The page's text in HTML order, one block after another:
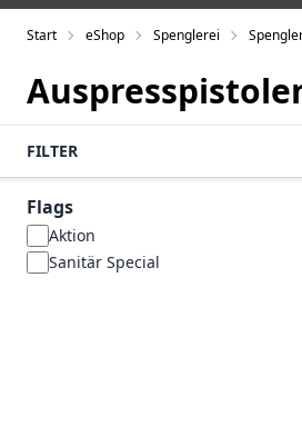
Start eShop Spenglerei
FILTER
Flags
Aktion
Sanitär Special